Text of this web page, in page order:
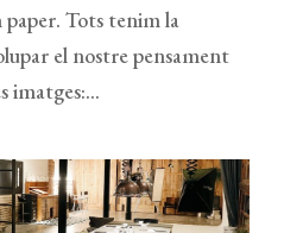
Tots tenim la
el nostre pensament
imatges:...